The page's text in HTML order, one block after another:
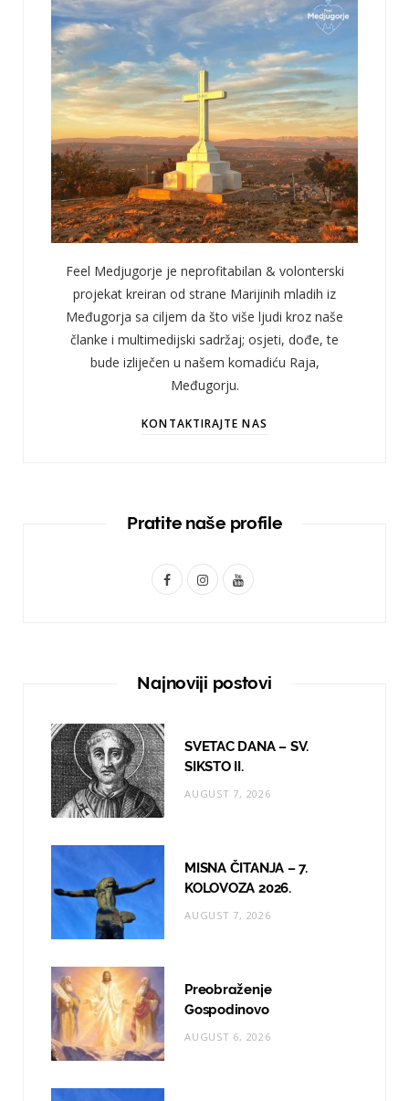
Feel Medjugorje je neprofitabilan & volonterski
projekat kreiran od strane Marijinih mladih iz
Međugorja sa ciljem da što više ljudi kroz naše
članke i multimedijski sadržaj; osjeti, dođe, te
bude izliječen u našem komadiću Raja,
Međugorju.
KONTAKTIRAJTE NAS
Pratite naše profile
F
I
t
r
a
Y
T
e
Najnoviji postovi
SVETAC DANA – SV.
SIKSTO II.
AUGUST 7, 2026
MISNA ČITANJA – 7.
KOLOVOZA 2026.
AUGUST 7, 2026
Preobraženje
Gospodinovo
AUGUST 6, 2026